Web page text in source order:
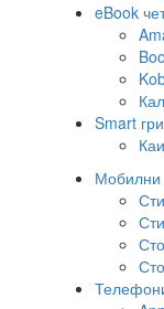
eBook
Smart
Мобилни